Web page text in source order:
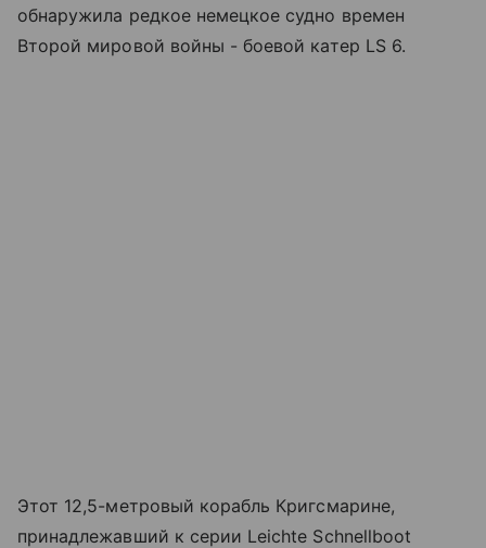
обнаружила редкое немецкое судно времен
Второй мировой войны - боевой катер LS 6.
Этот 12,5-метровый корабль Кригсмарине,
принадлежавший к серии Leichte Schnellboot